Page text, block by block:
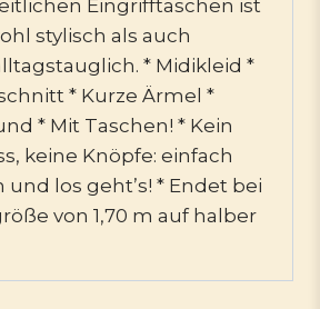
Eingrifftaschen ist
stylisch als auch
* Midikleid *
* Kurze Ärmel *
* Mit Taschen! * Kein
keine Knöpfe: einfach
los geht’s! * Endet bei
von 1,70 m auf halber